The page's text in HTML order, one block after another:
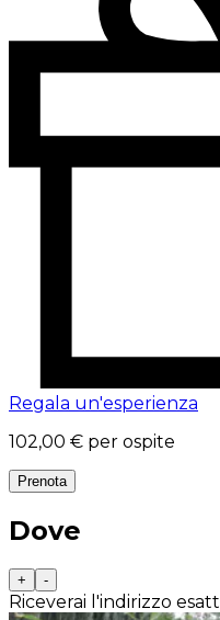
Regala un'esperienza
102,00 € per ospite
Prenota
Dove
+ -
Riceverai l'indirizzo